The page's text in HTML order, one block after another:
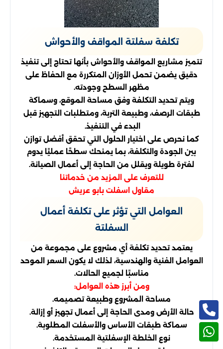
تكلفة سفلتة المواقف والأحواش
تتميز مشاريع المواقف والأحواش بأنها تحتاج إلى تنفيذ
دقيق يضمن تحمل الأوزان المتكررة مع الحفاظ على
مظهر السطح وجودته.
ويتم تحديد التكلفة وفق مساحة الموقع، وسماكة
طبقات الرصف، وطبيعة التربة، ومتطلبات التجهيز قبل
البدء في التنفيذ.
كما نحرص على اختيار الحلول التي تحقق أفضل توازن
بين الجودة والتكلفة، بما يمنحك سطحًا عمليًا يدوم
لفترة طويلة ويقلل من الحاجة إلى أعمال الصيانة.
للتعرف على المزيد من خدماتنا
مقاول اسفلت بابو عريش
العوامل التي تؤثر على تكلفة أعمال
السفلتة
يعتمد تحديد تكلفة أي مشروع على مجموعة من
العوامل الفنية والهندسية، لذلك لا يكون السعر الموحد
مناسبًا لجميع الحالات.
ومن أبرز هذه العوامل:
مساحة المشروع وطبيعة تصميمه.
حالة الأرض ومدى الحاجة إلى أعمال تجهيز أو إزالة.
سماكة طبقات الأساس والأسفلت المطلوبة.
نوع الخلطة الإسفلتية المستخدمة.